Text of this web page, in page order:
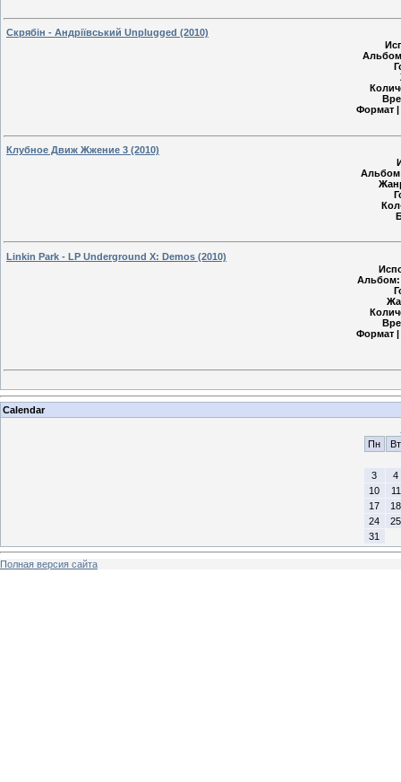
Скрябін - Андріївський Unplugged (2010)
Формат |
Клубное Движ Жжение 3 (2010)
Linkin Park - LP Underground X: Demos (2010)
Альбом:
Формат |
Calendar
Пн
Вт
3
4
10
11
17
18
24
25
31
Полная версия сайта